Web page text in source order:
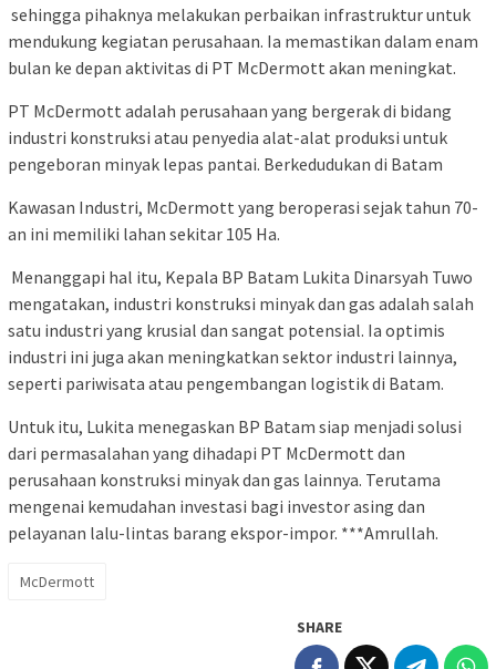
sehingga pihaknya melakukan perbaikan infrastruktur untuk
mendukung kegiatan perusahaan. Ia memastikan dalam enam
bulan ke depan aktivitas di PT McDermott akan meningkat.
PT McDermott adalah perusahaan yang bergerak di bidang
industri konstruksi atau penyedia alat-alat produksi untuk
pengeboran minyak lepas pantai. Berkedudukan di Batam
Kawasan Industri, McDermott yang beroperasi sejak tahun 70-
an ini memiliki lahan sekitar 105 Ha.
​ Menanggapi hal itu, Kepala BP Batam Lukita Dinarsyah Tuwo
mengatakan, industri konstruksi minyak dan gas adalah salah
satu industri yang krusial dan sangat potensial. Ia optimis
industri ini juga akan meningkatkan sektor industri lainnya,
seperti pariwisata atau pengembangan logistik di Batam.
Untuk itu, Lukita menegaskan BP Batam siap menjadi solusi
dari permasalahan yang dihadapi PT McDermott dan
perusahaan konstruksi minyak dan gas lainnya. Terutama
mengenai kemudahan investasi bagi investor asing dan
pelayanan lalu-lintas barang ekspor-impor. ***Amrullah.
McDermott
SHARE